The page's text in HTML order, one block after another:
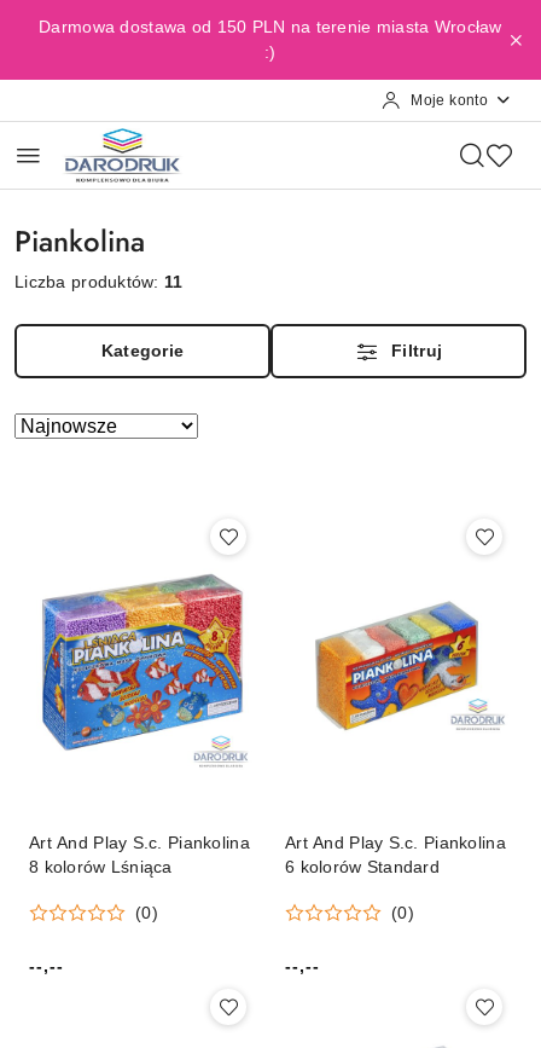
Przejdź do treści głównej
Przejdź do wyszukiwarki
Przejdź do moje konto
Przejdź do menu głównego
Przejdź do stopki
Darmowa dostawa od 150 PLN na terenie miasta Wrocław
:)
Moje konto
Piankolina
Liczba produktów: 11
Kategorie Filtruj
Zastosowano
Sortuj
Art And Play S.c. Piankolina
8 kolorów Lśniąca
(0)
Cena:
--,--
Art And Play S.c. Piankolina
6 kolorów Standard
(0)
Cena:
--,--